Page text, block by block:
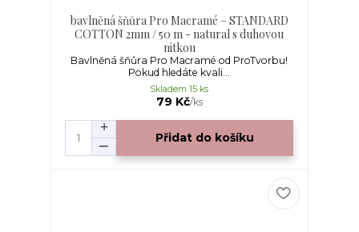
bavlněná šňůra Pro Macramé – STANDARD
COTTON 2mm / 50 m - natural s duhovou
nitkou
Bavlněná šňůra Pro Macramé od ProTvorbu!
Pokud hledáte kvali...
79 Kč/ks
Skladem 15 ks
Přidat do košíku